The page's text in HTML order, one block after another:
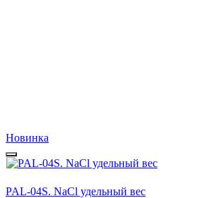
Новинка
PAL-04S. NaCl удельный вес